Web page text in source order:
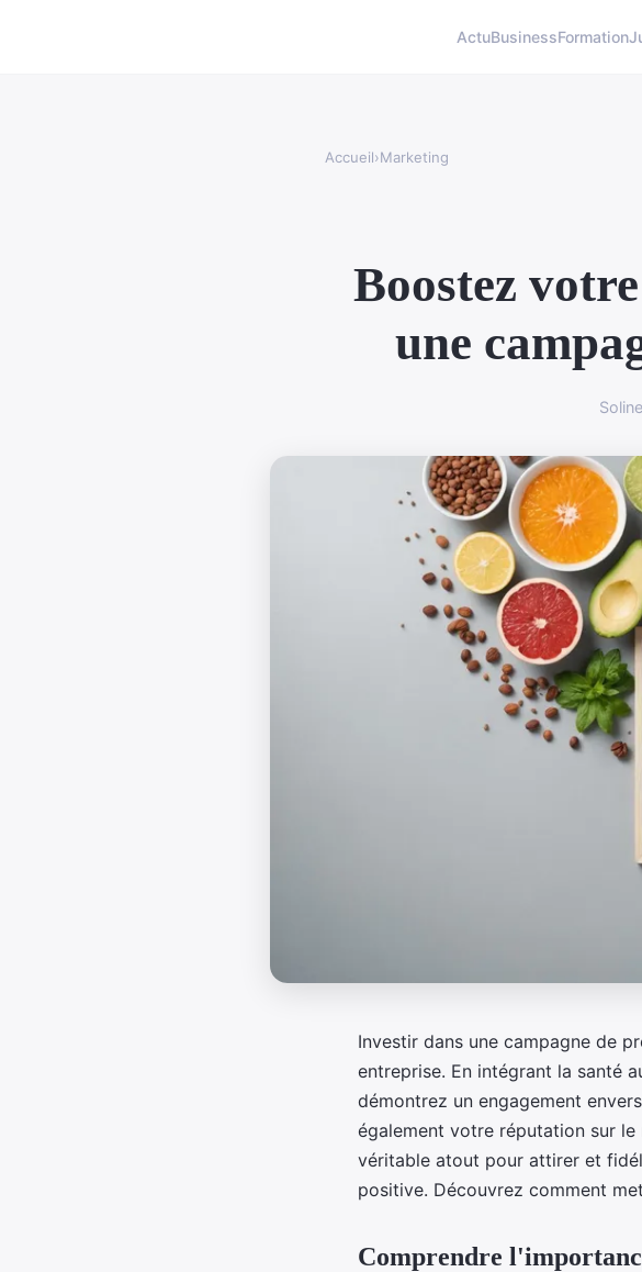
ActuBusinessFormation
Accueil›Marketing
Boostez
une
Soline
Investir dans une campagne de
entreprise. En intégrant la santé
démontrez un engagement
également votre réputation sur
véritable atout pour attirer et
positive. Découvrez comment
Comprendre